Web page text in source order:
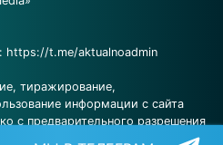
https://t.me/aktualnoadmin
тиражирование,
информации с сайта
с предварительного разрешения